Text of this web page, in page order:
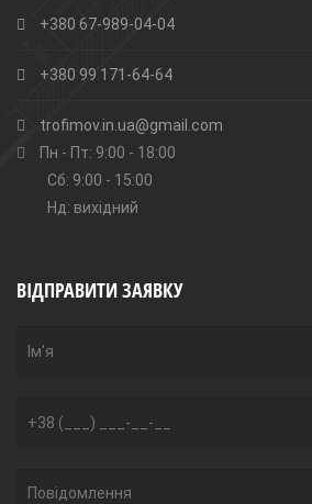
+380 67-989-04-04
+380 99 171-64-64
trofimov.in.ua@gmail.com
Пн - Пт: 9:00 - 18:00
Сб: 9:00 - 15:00
Нд: вихідний
ВІДПРАВИТИ ЗАЯВКУ